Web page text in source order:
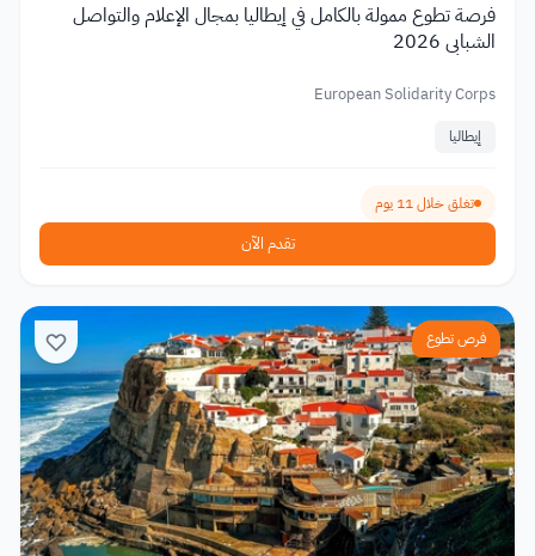
فرصة تطوع ممولة بالكامل في إيطاليا بمجال الإعلام والتواصل
الشبابي 2026
European Solidarity Corps
إيطاليا
تغلق خلال 11 يوم
تقدم الآن
فرص تطوع